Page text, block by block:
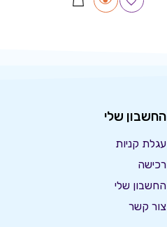
החשבון שלי
עגלת קניות
רכישה
החשבון שלי
צור קשר